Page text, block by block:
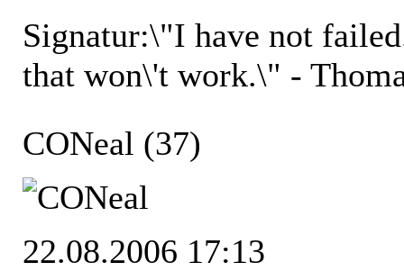
Signatur:\"I have not
that won\'t work.\" -
CONeal (37)
22.08.2006 17:13